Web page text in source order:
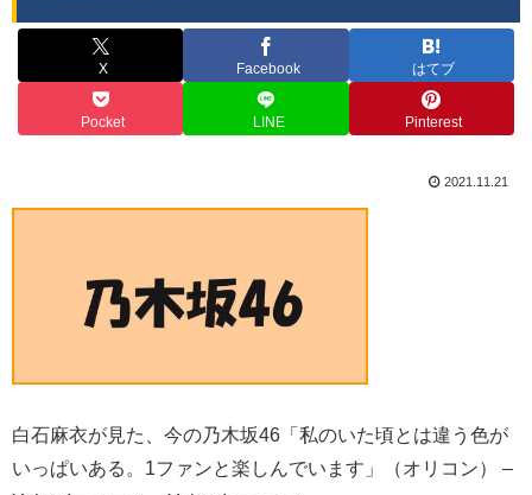
X Facebook はてブ
Pocket LINE Pinterest
2021.11.21
白石麻衣が見た、今の乃木坂46「私のいた頃とは違う色が
いっぱいある。1ファンと楽しんでいます」（オリコン） –